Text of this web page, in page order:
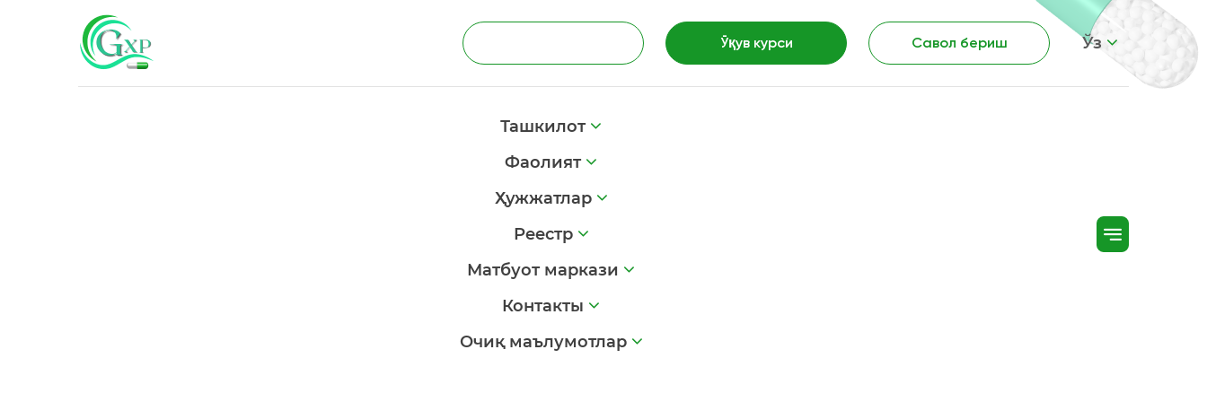
Ўқув курси Савол бериш Ўз
Ташкилот
Фаолият
Ҳужжатлар
Реестр
Матбуот маркази
Контакты
Очиқ маълумотлар